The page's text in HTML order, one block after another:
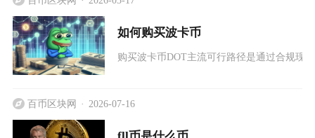
如何购买波卡币
购买波卡币DOT主流可行路径是通过合规现
百币区块网 2026-07-16